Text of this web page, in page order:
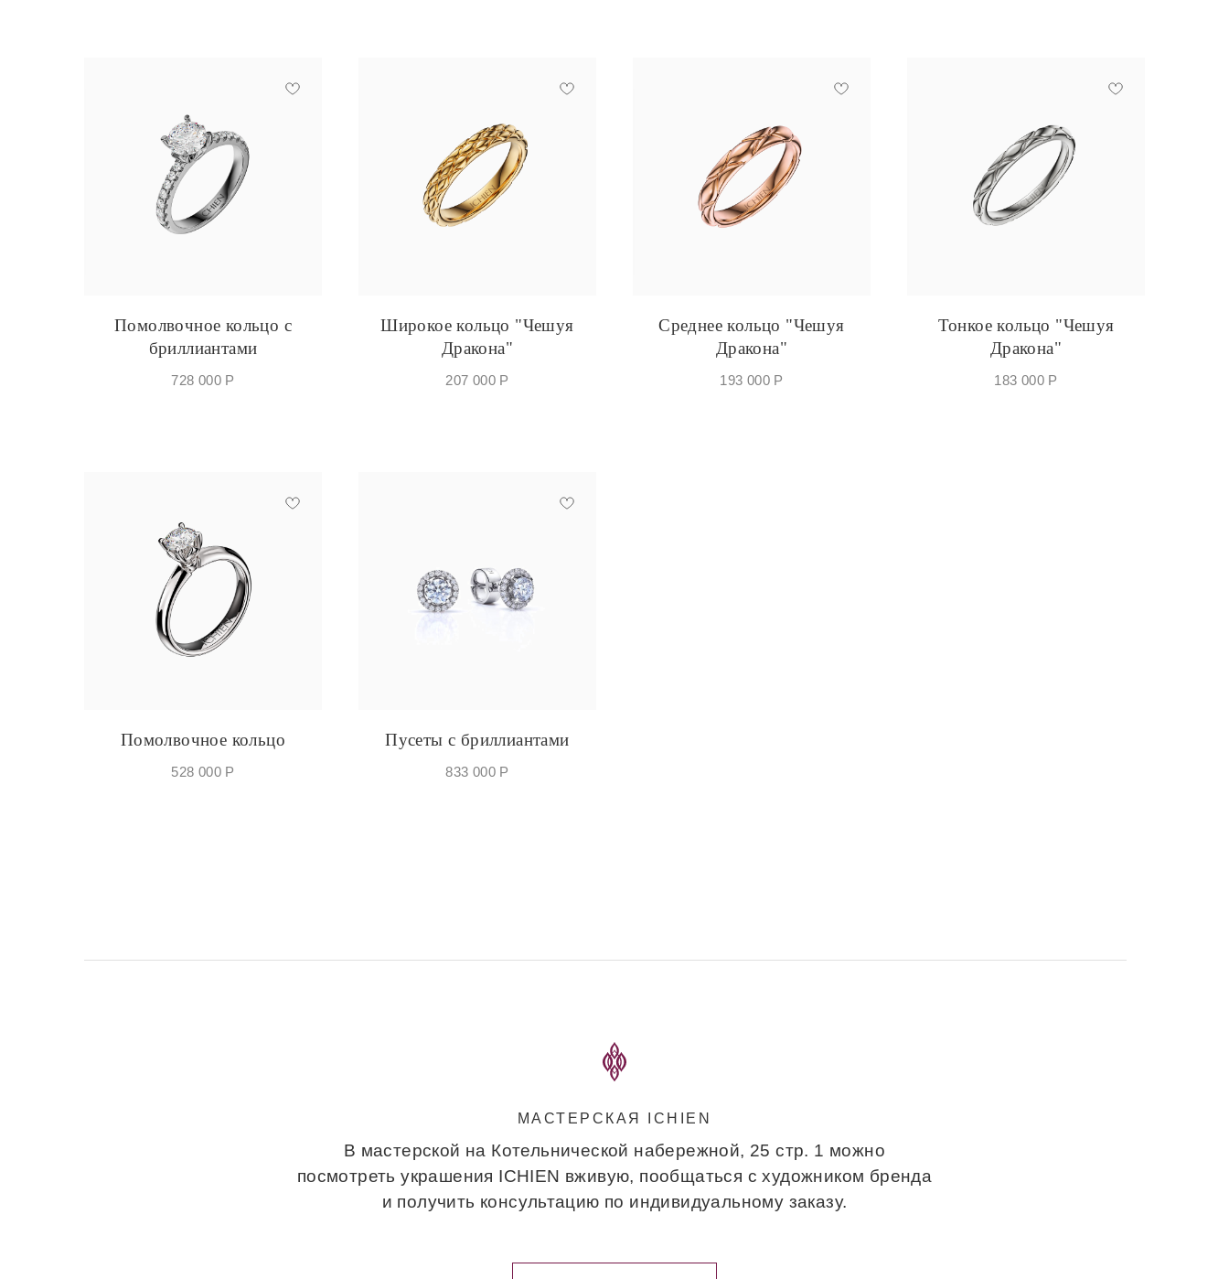
Помолвочное кольцо с
бриллиантами
728 000 Р
Широкое кольцо "Чешуя
Дракона"
207 000 Р
Среднее кольцо "Чешуя
Дракона"
193 000 Р
Тонкое кольцо "Чешуя
Дракона"
183 000 Р
Помолвочное кольцо
528 000 Р
Пусеты с бриллиантами
833 000 Р
МАСТЕРСКАЯ ICHIEN
В мастерской на Котельнической набережной, 25 стр. 1 можно
посмотреть украшения ICHIEN вживую, пообщаться с художником бренда
и получить консультацию по индивидуальному заказу.